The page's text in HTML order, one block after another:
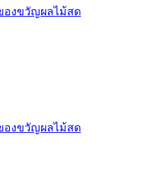
ของขวัญผลไม้สด
ของขวัญผลไม้สด